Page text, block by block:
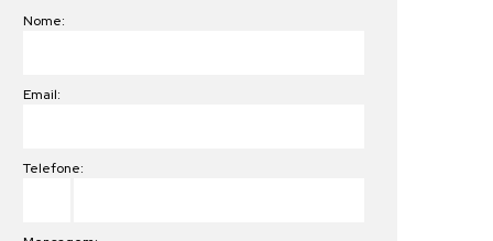
Nome:
Email:
Telefone: